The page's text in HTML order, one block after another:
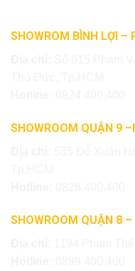
SHOWROM BÌNH LỢI –
SHOWROOM QUẬN 9
SHOWROOM QUẬN 8 –